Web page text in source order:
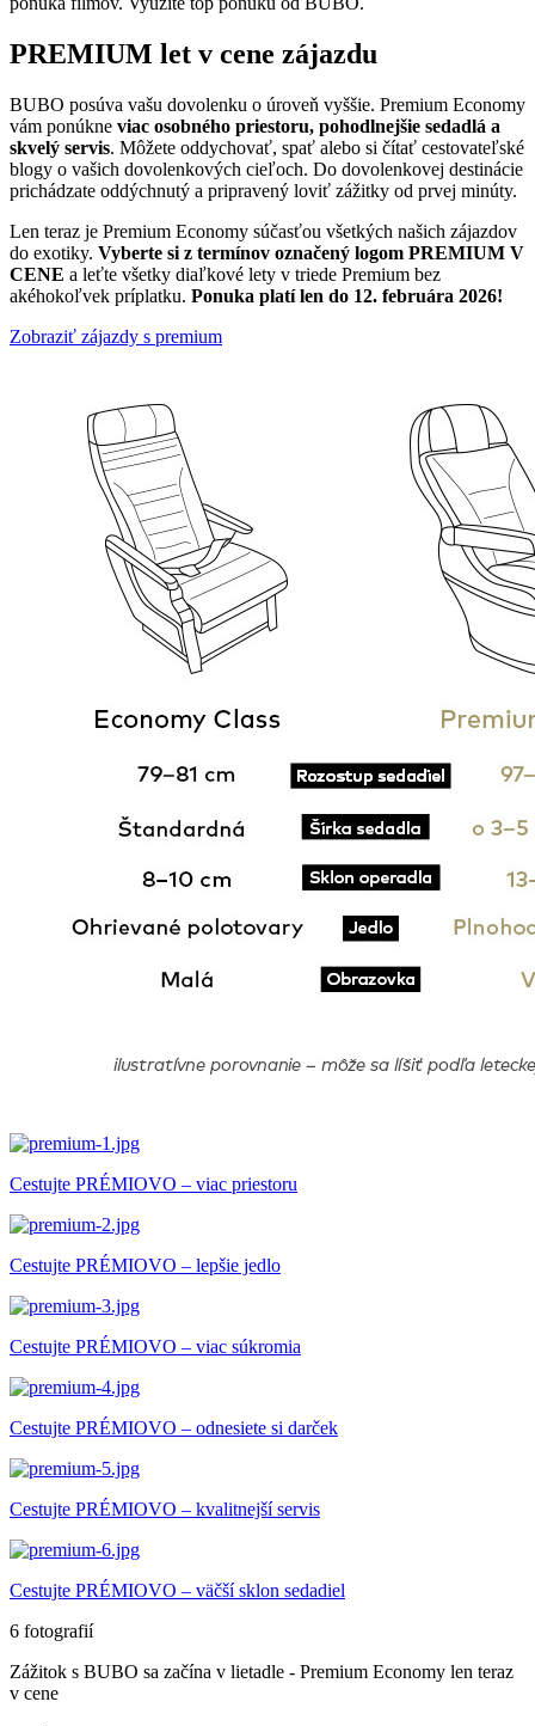
PREMIUM let v cene zájazdu
BUBO posúva vašu dovolenku o úroveň vyššie. Premium Economy
vám ponúkne viac osobného priestoru, pohodlnejšie sedadlá a
skvelý servis. Môžete oddychovať, spať alebo si čítať cestovateľské
blogy o vašich dovolenkových cieľoch. Do dovolenkovej destinácie
prichádzate oddýchnutý a pripravený loviť zážitky od prvej minúty.
Len teraz je Premium Economy súčasťou všetkých našich zájazdov
do exotiky. Vyberte si z termínov označený logom PREMIUM V
CENE a leťte všetky diaľkové lety v triede Premium bez
akéhokoľvek príplatku. Ponuka platí len do 12. februára 2026!
Zobraziť zájazdy s premium
Cestujte PRÉMIOVO – viac priestoru
Cestujte PRÉMIOVO – lepšie jedlo
Cestujte PRÉMIOVO – viac súkromia
Cestujte PRÉMIOVO – odnesiete si darček
Cestujte PRÉMIOVO – kvalitnejší servis
Cestujte PRÉMIOVO – väčší sklon sedadiel
6 fotografií
Zážitok s BUBO sa začína v lietadle - Premium Economy len teraz
v cene